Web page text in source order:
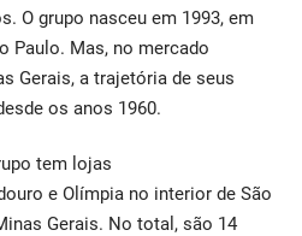
O grupo nasceu em 1993, em
Paulo. Mas, no mercado
Gerais, a trajetória de seus
os anos 1960.
tem lojas
e Olímpia no interior de São
Gerais. No total, são 14